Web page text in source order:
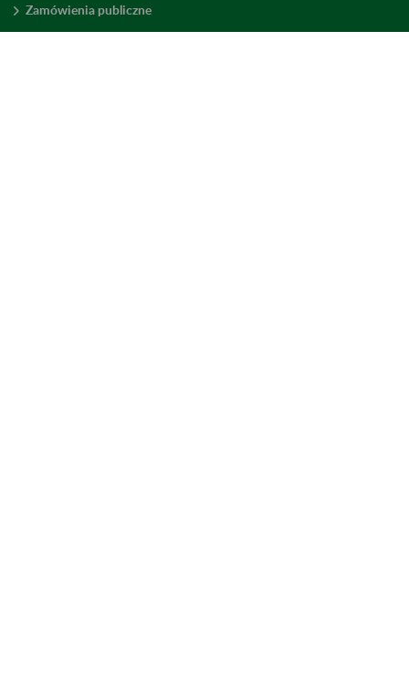
Zamówienia publiczne